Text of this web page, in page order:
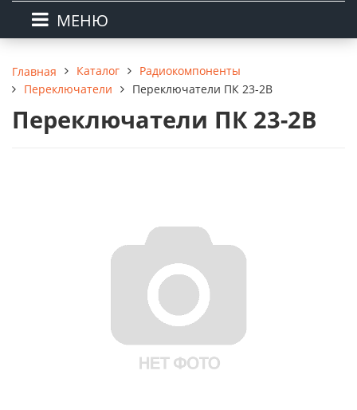
МЕНЮ
Главная Каталог
Радиокомпоненты
Переключатели
Переключатели ПК 23-2В
Переключатели ПК 23-2В